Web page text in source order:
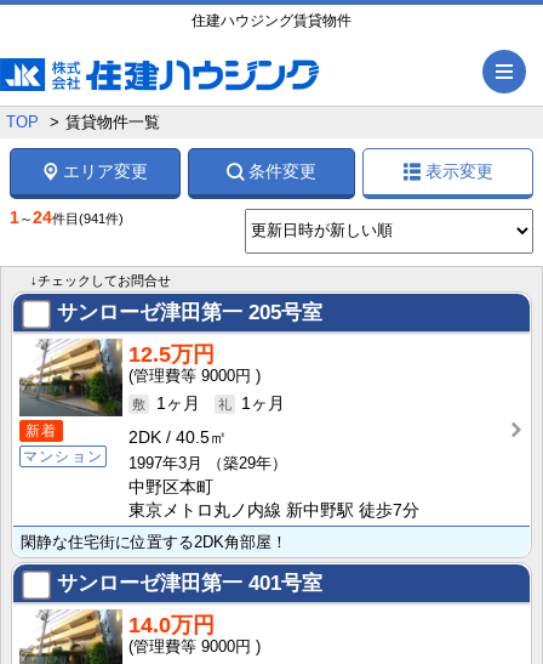
住建ハウジング賃貸物件
TOP 賃貸物件一覧
エリア変更 条件変更 表示変更
1～24件目(941件)
↓チェックしてお問合せ
サンローゼ津田第一 205号室
新着
マンション
12.5万円
9000円
1ヶ月
1ヶ月
2DK
40.5㎡
1997年3月
（築29年）
中野区本町
東京メトロ丸ノ内線 新中野駅 徒歩7分
閑静な住宅街に位置する2DK角部屋！
サンローゼ津田第一 401号室
14.0万円
9000円